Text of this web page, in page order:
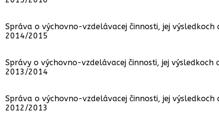
Správa o výchovno-vzdelávacej činnosti, jej
2014/2015
Správy o výchovno-vzdelávacej činnosti, jej
2013/2014
Správa o výchovno-vzdelávacej činnosti, jej
2012/2013